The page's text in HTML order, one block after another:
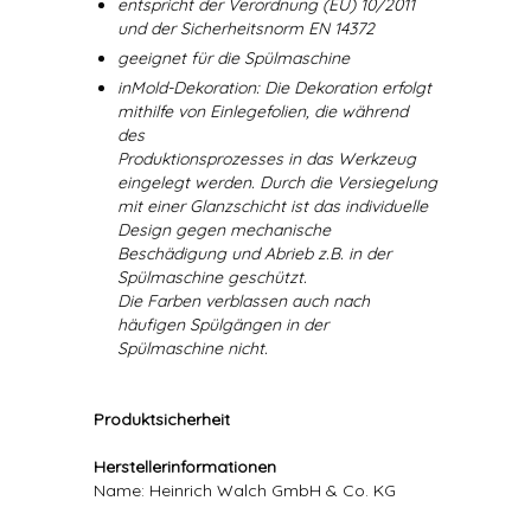
entspricht der Verordnung (EU) 10/2011
und der Sicherheitsnorm EN 14372
geeignet für die Spülmaschine
inMold-Dekoration: Die Dekoration erfolgt
mithilfe von Einlegefolien, die während
des
Produktionsprozesses in das Werkzeug
eingelegt werden. Durch die Versiegelung
mit einer Glanzschicht ist das individuelle
Design gegen mechanische
Beschädigung und Abrieb z.B. in der
Spülmaschine geschützt.
Die Farben verblassen auch nach
häufigen Spülgängen in der
Spülmaschine nicht.
Produktsicherheit
Herstellerinformationen
Name: Heinrich Walch GmbH & Co. KG